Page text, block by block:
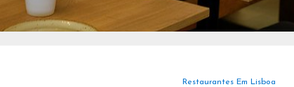
Restaurantes Em Lisboa